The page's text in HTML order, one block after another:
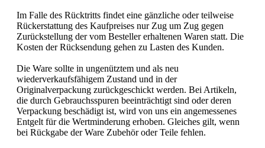
Im Falle des Rücktritts findet eine gänzliche oder teilweise
Rückerstattung des Kaufpreises nur Zug um Zug gegen
Zurückstellung der vom Besteller erhaltenen Waren statt. Die
Kosten der Rücksendung gehen zu Lasten des Kunden.
Die Ware sollte in ungenütztem und als neu
wiederverkaufsfähigem Zustand und in der
Originalverpackung zurückgeschickt werden. Bei Artikeln,
die durch Gebrauchsspuren beeinträchtigt sind oder deren
Verpackung beschädigt ist, wird von uns ein angemessenes
Entgelt für die Wertminderung erhoben. Gleiches gilt, wenn
bei Rückgabe der Ware Zubehör oder Teile fehlen.